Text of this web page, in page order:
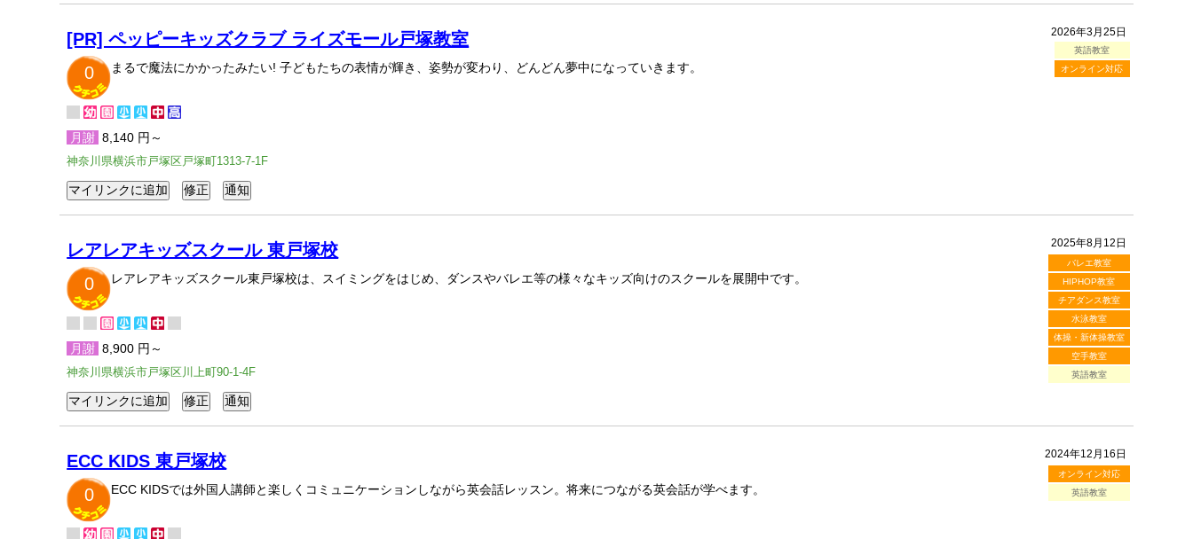
2026年3月25日
英語教室
オンライン対応
[PR] ペッピーキッズクラブ ライズモール戸塚教室
0
まるで魔法にかかったみたい! 子どもたちの表情が輝き、姿勢が変わり、どんどん夢中になっていきます。
月謝 8,140 円～
神奈川県横浜市戸塚区戸塚町1313-7-1F
2025年8月12日
バレエ教室
HIPHOP教室
チアダンス教室
水泳教室
体操・新体操教室
空手教室
英語教室
レアレアキッズスクール 東戸塚校
0
レアレアキッズスクール東戸塚校は、スイミングをはじめ、ダンスやバレエ等の様々なキッズ向けのスクールを展開中です。
月謝 8,900 円～
神奈川県横浜市戸塚区川上町90-1-4F
2024年12月16日
オンライン対応
英語教室
ECC KIDS 東戸塚校
0
ECC KIDSでは外国人講師と楽しくコミュニケーションしながら英会話レッスン。将来につながる英会話が学べます。